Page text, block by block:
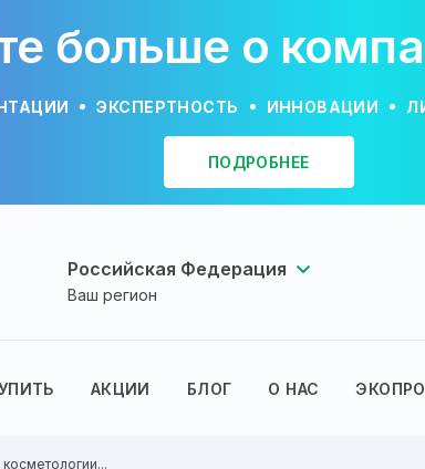
больше о
ЭКСПЕРТНОСТЬ ИННОВАЦИИ
ПОДРОБНЕЕ
Российская Федерация
Ваш регион
АКЦИИ БЛОГ О НАС